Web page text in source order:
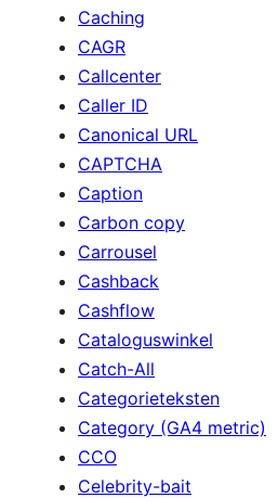
Caching
CAGR
Callcenter
Caller ID
Canonical URL
CAPTCHA
Caption
Carbon copy
Carrousel
Cashback
Cashflow
Cataloguswinkel
Catch-All
Categorieteksten
Category (GA4 metric)
CCO
Celebrity-bait